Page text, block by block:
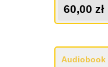
60,00 zł
Audiobook